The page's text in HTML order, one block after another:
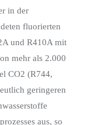
in der
fluorierten
und R410A mit
mehr als 2.000
CO2 (R744,
geringeren
aus, so